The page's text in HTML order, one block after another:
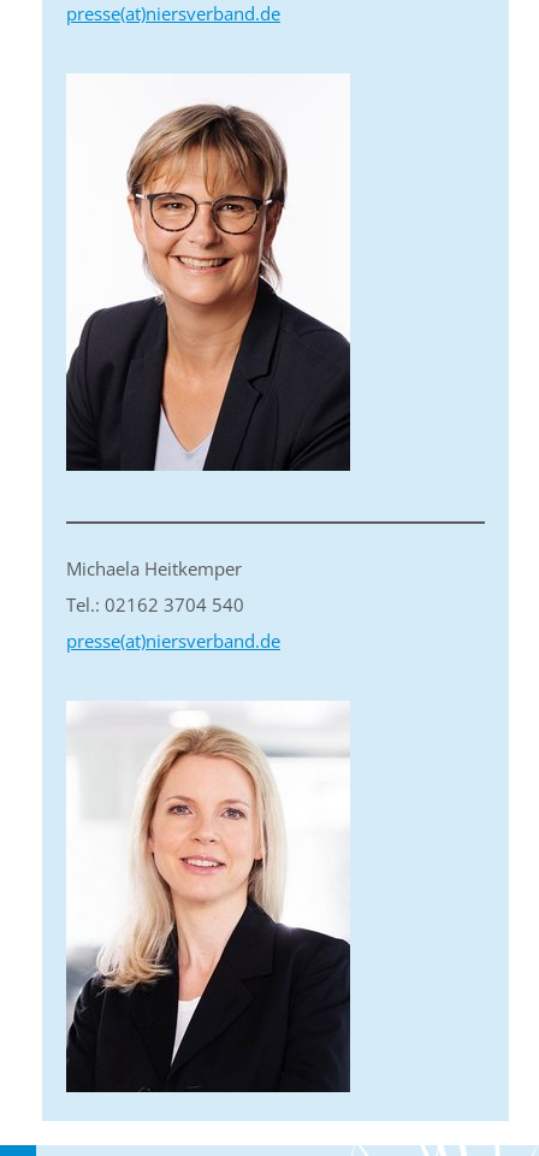
presse(at)niersverband.de
Michaela Heitkemper
Tel.: 02162 3704 540
presse(at)niersverband.de